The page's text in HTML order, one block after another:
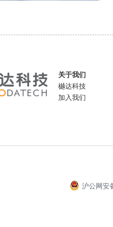
关于我们
樾达科技
加入我们
沪公网安